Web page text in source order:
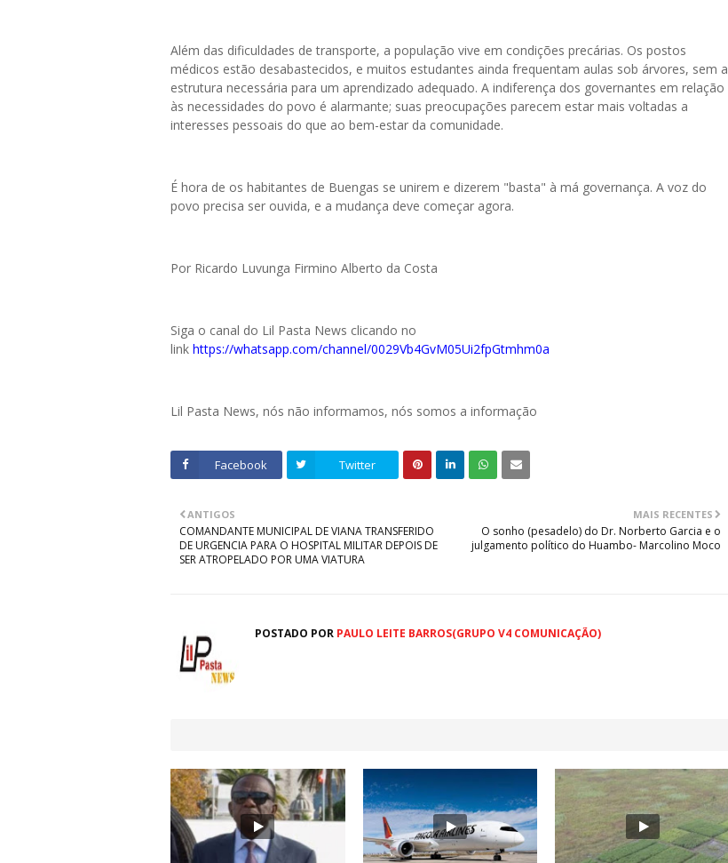
Além das dificuldades de transporte, a população vive em condições precárias. Os postos
médicos estão desabastecidos, e muitos estudantes ainda frequentam aulas sob árvores, sem a
estrutura necessária para um aprendizado adequado. A indiferença dos governantes em relação
às necessidades do povo é alarmante; suas preocupações parecem estar mais voltadas a
interesses pessoais do que ao bem-estar da comunidade.
É hora de os habitantes de Buengas se unirem e dizerem "basta" à má governança. A voz do
povo precisa ser ouvida, e a mudança deve começar agora.
Por Ricardo Luvunga Firmino Alberto da Costa
Siga o canal do Lil Pasta News clicando no
link https://whatsapp.com/channel/0029Vb4GvM05Ui2fpGtmhm0a
Lil Pasta News, nós não informamos, nós somos a informação
Facebook Twitter
MAIS RECENTES
O sonho (pesadelo) do Dr. Norberto Garcia e o
julgamento político do Huambo- Marcolino Moco
ANTIGOS
COMANDANTE MUNICIPAL DE VIANA TRANSFERIDO
DE URGENCIA PARA O HOSPITAL MILITAR DEPOIS DE
SER ATROPELADO POR UMA VIATURA
POSTADO POR PAULO LEITE BARROS(GRUPO V4 COMUNICAÇÃO)